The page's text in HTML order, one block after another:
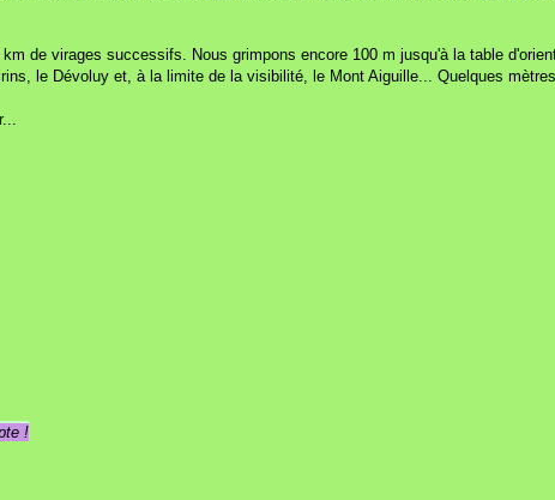
de virages successifs. Nous grimpons encore 100 m jusqu'à la table
le Dévoluy et, à la limite de la visibilité, le Mont Aiguille... Quelques
!